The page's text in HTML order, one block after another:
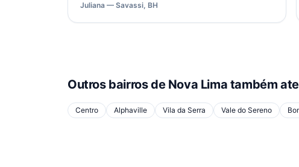
Juliana — Savassi, BH
Outros bairros de Nova Lima também
Centro Alphaville Vila da Serra Vale do Sereno